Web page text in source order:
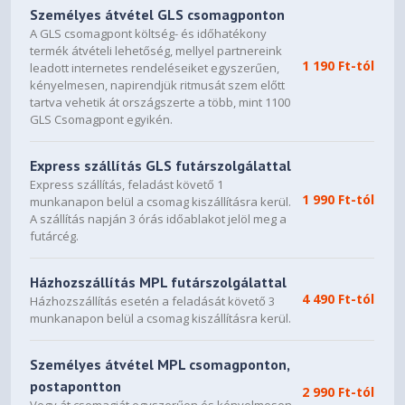
Side panel opening system:
- Hinge
- Hand screw
Dimensions
Chas (L*W*H): 34 x 20.4 x 43
cm
Weight
4.7 kg
Use
Gaming
COOLING SYSTEM
Number of fans
Additional fan locations
4 additional slots
Fan (s) in front
3 x 120 mm ARGB pre-
installed
/ 140 / 240 / 280 mm
Személyes átvétel GLS csomagponton
A GLS csomagpont költség- és időhatékony
termék átvételi lehetőség, mellyel partnereink
leadott internetes rendeléseiket egyszerűen,
kényelmesen, napirendjük ritmusát szem előtt
tartva vehetik át országszerte a több, mint 1100
GLS Csomagpont egyikén.
1 190 Ft-tól
Express szállítás GLS futárszolgálattal
Express szállítás, feladást követő 1
munkanapon belül a csomag kiszállításra kerül.
A szállítás napján 3 órás időablakot jelöl meg a
futárcég.
1 990 Ft-tól
Házhozszállítás MPL futárszolgálattal
Házhozszállítás esetén a feladását követő 3
munkanapon belül a csomag kiszállításra kerül.
4 490 Ft-tól
Személyes átvétel MPL csomagponton,
postapontton
2 990 Ft-tól